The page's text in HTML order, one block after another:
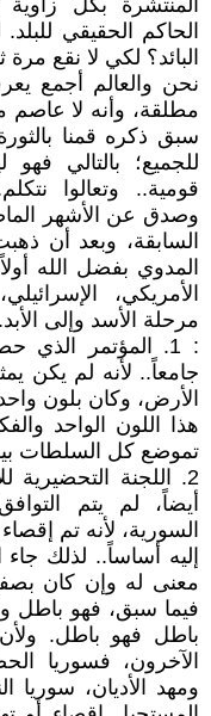
المنتشرة بكل
الحاكم الحقيقي
البائد؟ لكي لا نقع
نحن والعالم أجمع
مطلقة، وأنه لا
سبق ذكره قمنا
للجميع؛ بالتالي
قومية.. وتعالوا
وصدق عن الأشهر
السابقة، وبعد أن
المدوي بفضل الله
الأمريكي،
مرحلة الأسد وإلى
: 1. المؤتمر
جامعاً.. لأنه لم يكن
الأرض، وكان بلون
هذا اللون الواحد
تموضع كل السلطات
2. اللجنة التحضيرية
أيضاً، لم يتم
السورية، لأنه تم
إليه أساساً.. لذلك
معنى له وإن كان
فيما سبق، فهو باطل
باطل فهو باطل. ولأن
الآخرون، فسوريا
ومهد الأديان، سوريا